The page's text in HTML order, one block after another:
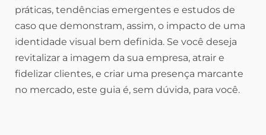
práticas, tendências emergentes e estudos de
caso que demonstram, assim, o impacto de uma
identidade visual bem definida. Se você deseja
revitalizar a imagem da sua empresa, atrair e
fidelizar clientes, e criar uma presença marcante
no mercado, este guia é, sem dúvida, para você.